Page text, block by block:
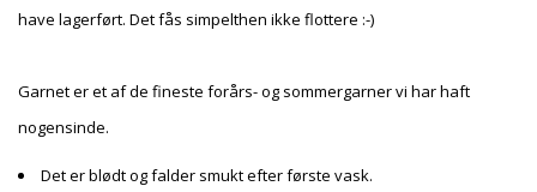
have lagerført. Det fås simpelthen ikke flottere :-)
Garnet er et af de fineste forårs- og sommergarner vi har haft
nogensinde.
Det er blødt og falder smukt efter første vask.